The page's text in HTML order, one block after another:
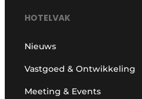
HOTELVAK
Nieuws
Vastgoed & Ontwikkeling
Meeting & Events